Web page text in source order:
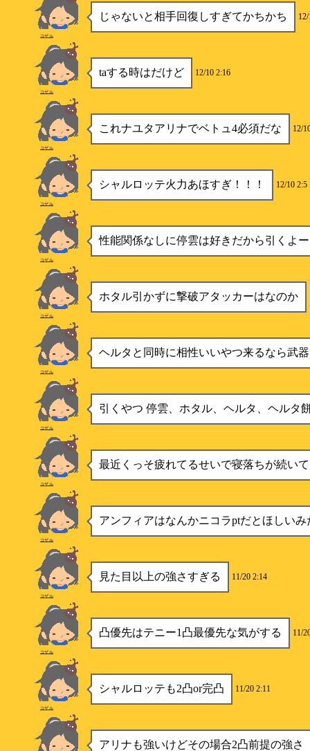
じゃないと相手回復しすぎてかちかち
コザル
taする時はだけど 12/10 2:16
コザル
これナユタアリナでベトュ4必須だな 12/
コザル
シャルロッテ火力あほすぎ！！！ 12/10 2:5
コザル
性能関係なしに停雲は好きだから引くよ
コザル
ホタル引かずに撃破アタッカーはなのか
コザル
ヘルタと同時に相性いいやつ来るなら武
コザル
引くやつ 停雲、ホタル、ヘルタ、ヘルタ
コザル
最近くっそ疲れてるせいで寝落ちが続い
コザル
アンフィアはなんかニコラptだとほしいみ
コザル
見た目以上の強さすぎる 11/20 2:14
コザル
凸優先はテニー1凸最優先な気がする 11/
コザル
シャルロッテも2凸or完凸 11/20 2:11
コザル
アリナも強いけどその場合2凸前提の強さ